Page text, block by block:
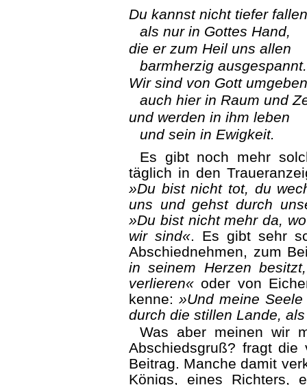
Du kannst nicht tiefer fallen
als nur in Gottes Hand,
die er zum Heil uns allen
barmherzig ausgespannt.
Wir sind von Gott umgeben
auch hier in Raum und
und werden in ihm leben
und sein in Ewigkeit.
Es gibt noch mehr
täglich in den
»Du bist nicht tot, du
uns und gehst durch
»Du bist nicht mehr da,
wir sind«. Es gibt sehr
Abschiednehmen, zum
in seinem Herzen
verlieren« oder von
kenne: »Und meine
durch die stillen Lande,
Was aber meinen wir
Abschiedsgruß? fragt die
Beitrag. Manche damit
Königs, eines Richters,